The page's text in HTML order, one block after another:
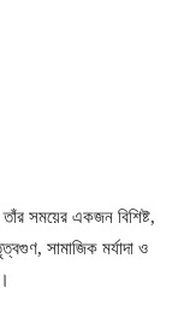
সময়ের একজন বিশিষ্ট,
সামাজিক মর্যাদা ও